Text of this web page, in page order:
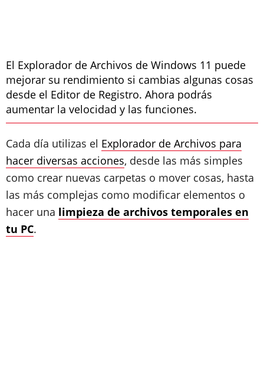
El Explorador de Archivos de Windows 11 puede
mejorar su rendimiento si cambias algunas cosas
desde el Editor de Registro. Ahora podrás
aumentar la velocidad y las funciones.
Cada día utilizas el Explorador de Archivos para
hacer diversas acciones, desde las más simples
como crear nuevas carpetas o mover cosas, hasta
las más complejas como modificar elementos o
hacer una limpieza de archivos temporales en
tu PC.